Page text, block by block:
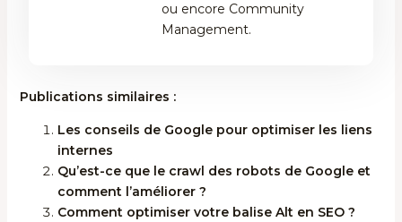
ou encore Community
Management.
Publications similaires :
Les conseils de Google pour optimiser les liens
internes
Qu’est-ce que le crawl des robots de Google et
comment l’améliorer ?
Comment optimiser votre balise Alt en SEO ?